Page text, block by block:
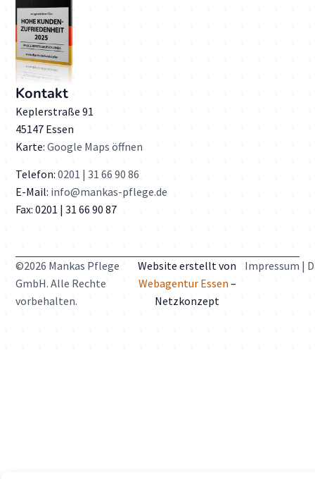
Kontakt
Keplerstraße 91
45147 Essen
Karte:Google Maps öffnen
Telefon:0201 | 31 66 90 86
E-Mail: info@mankas-pflege.de
Fax: 0201 | 31 66 90 87
©2026 Mankas Pflege
GmbH. Alle Rechte
vorbehalten.
Website erstellt von
Webagentur Essen –
Netzkonzept
Impressum |